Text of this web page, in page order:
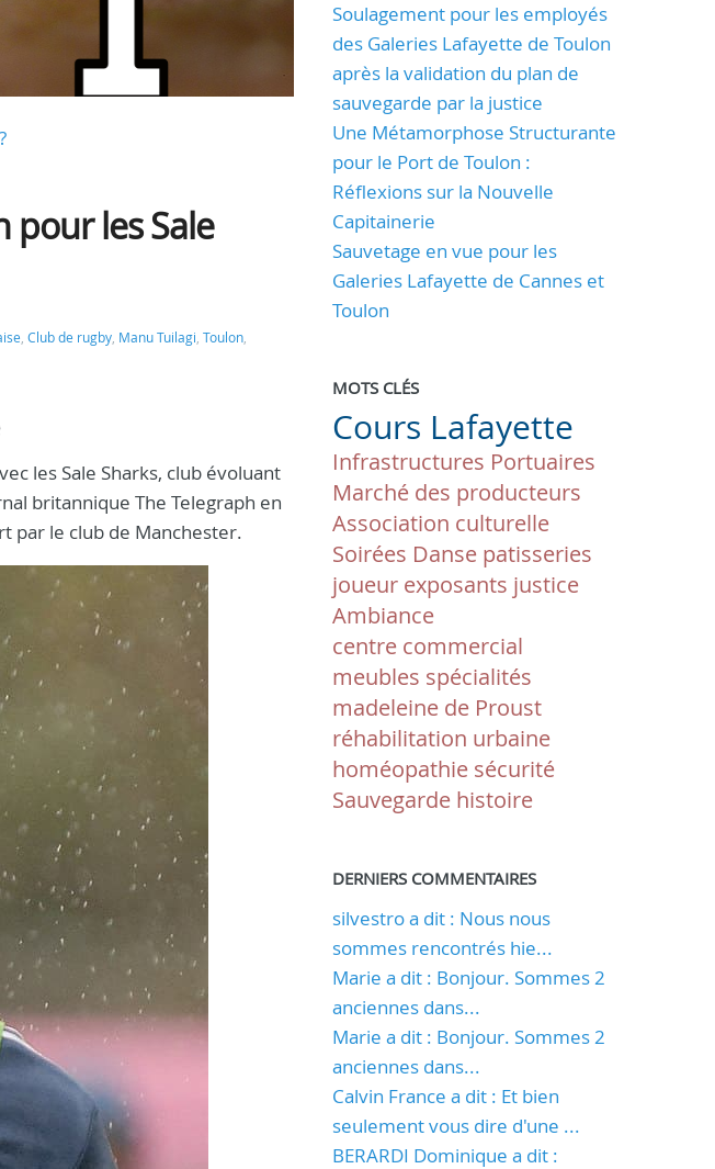
pour les Sale
, Club de rugby, Manu Tuilagi, Toulon,
les Sale Sharks, club évoluant
britannique The Telegraph en
par le club de Manchester.
Soulagement pour les employés
des Galeries Lafayette de Toulon
après la validation du plan de
sauvegarde par la justice
Une Métamorphose Structurante
pour le Port de Toulon :
Réflexions sur la Nouvelle
Capitainerie
Sauvetage en vue pour les
Galeries Lafayette de Cannes et
Toulon
MOTS CLÉS
Cours Lafayette
Infrastructures Portuaires
Marché des producteurs
Association culturelle
Soirées Danse patisseries
joueur exposants justice
Ambiance
centre commercial
meubles spécialités
madeleine de Proust
réhabilitation urbaine
homéopathie sécurité
Sauvegarde histoire
DERNIERS COMMENTAIRES
silvestro a dit : Nous nous
sommes rencontrés hie...
Marie a dit : Bonjour. Sommes 2
anciennes dans...
Marie a dit : Bonjour. Sommes 2
anciennes dans...
Calvin France a dit : Et bien
seulement vous dire d'une ...
BERARDI Dominique a dit :